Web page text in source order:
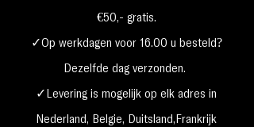
€50,- gratis.
✓Op werkdagen voor 16.00 u besteld?
Dezelfde dag verzonden.
✓Levering is mogelijk op elk adres in
Nederland, België, Duitsland,Frankrijk